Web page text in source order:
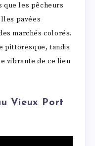
que les pêcheurs
pavées
marchés colorés.
pittoresque, tandis
vibrante de ce lieu
Vieux Port